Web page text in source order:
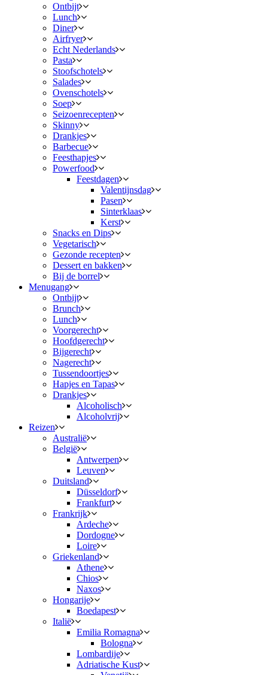
Ontbijt
Lunch
Diner
Airfryer
Echt Nederlands
Pasta
Stoofschotels
Salades
Ovenschotels
Soep
Seizoenrecepten
Skinny
Drankjes
Barbecue
Feesthapjes
Powerfood
Feestdagen
Valentijnsdag
Pasen
Sinterklaas
Kerst
Snacks en Dips
Vegetarisch
Gezonde recepten
Dessert en bakken
Bij de borrel
Menugang
Ontbijt
Brunch
Lunch
Voorgerecht
Hoofdgerecht
Bijgerecht
Nagerecht
Tussendoortjes
Hapjes en Tapas
Drankjes
Alcoholisch
Alcoholvrij
Reizen
Australië
België
Antwerpen
Leuven
Duitsland
Düsseldorf
Frankfurt
Frankrijk
Ardeche
Dordogne
Loire
Griekenland
Athene
Chios
Naxos
Hongarije
Boedapest
Italië
Emilia Romagna
Bologna
Lombardije
Adriatische Kust